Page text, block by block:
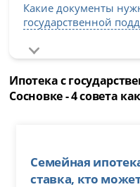
Какие документы
государственной
Ипотека с
Сосновке - 4 совета
Семейная
ставка, кто